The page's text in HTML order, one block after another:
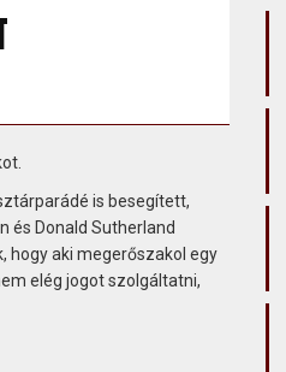
is besegített,
és Donald Sutherland
hogy aki megerőszakol egy
elég jogot szolgáltatni,